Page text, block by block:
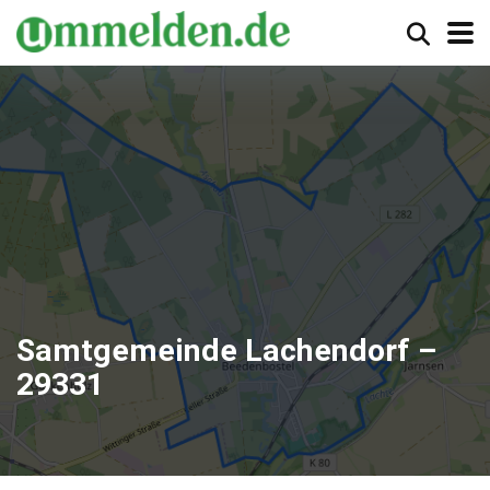
Samtgemeinde Lachendorf –
29331